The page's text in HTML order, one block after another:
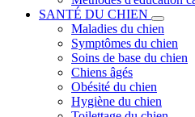
SANTÉ DU CHIEN
Maladies du chien
Symptômes du chien
Soins de base du chien
Chiens âgés
Obésité du chien
Hygiène du chien